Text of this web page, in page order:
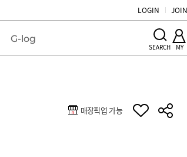
LOGIN
G-log
SEARCH MY
매장픽업 가능